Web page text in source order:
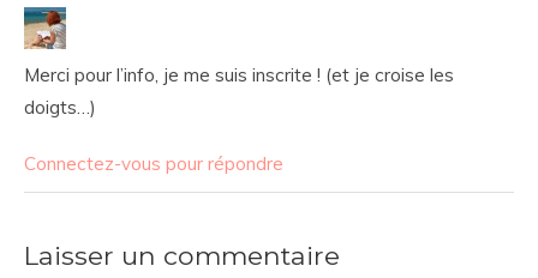
Merci pour l’info, je me suis inscrite ! (et je croise les
doigts…)
Connectez-vous pour répondre
Laisser un commentaire